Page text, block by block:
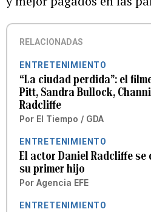
RELACIONADAS
ENTRETENIMIENTO
“La ciudad perdida”: el
Pitt, Sandra Bullock,
Radcliffe
Por El Tiempo / GDA
ENTRETENIMIENTO
El actor Daniel Radcliffe se
su primer hijo
Por Agencia EFE
ENTRETENIMIENTO